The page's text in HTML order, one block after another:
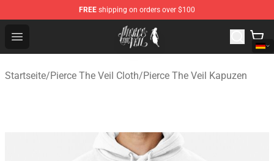
FREE shipping on orders over $100
Open menu
Pierce The Veil Store - Official Pierce The Veil
Startseite/Pierce The Veil Cloth/Pierce The Veil Kapuzen